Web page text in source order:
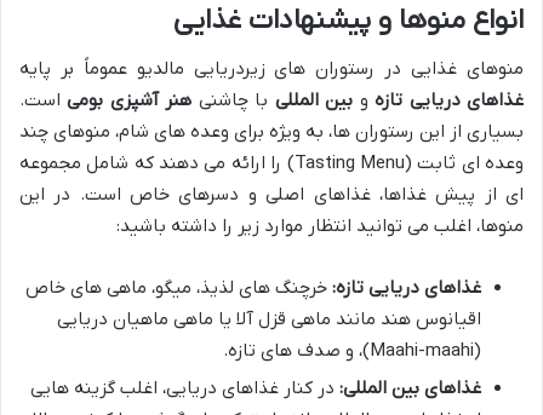
انواع منوها و پیشنهادات غذایی
منوهای غذایی در رستوران های زیردریایی مالدیو عموماً بر پایه
غذاهای دریایی تازهو بین المللی با چاشنی هنر آشپزی بومیاست.
بسیاری از این رستوران ها، به ویژه برای وعده های شام، منوهای چند
وعده ای ثابت (Tasting Menu) را ارائه می دهند که شامل مجموعه
ای از پیش غذاها، غذاهای اصلی و دسرهای خاص است. در این
منوها، اغلب می توانید انتظار موارد زیر را داشته باشید:
غذاهای دریایی تازه: خرچنگ های لذیذ، میگو، ماهی های خاص
اقیانوس هند مانند ماهی قزل آلا یا ماهی ماهیان دریایی
(Maahi-maahi)، و صدف های تازه.
غذاهای بین المللی: در کنار غذاهای دریایی، اغلب گزینه هایی